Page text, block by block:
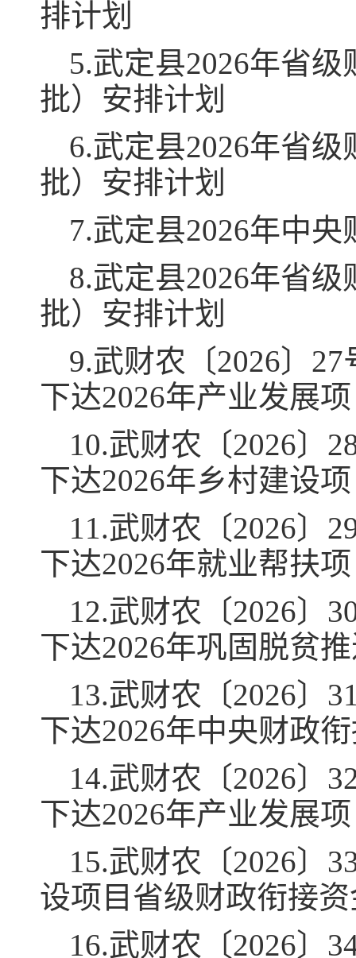
排计划
5.武定县2026年省
批）安排计划
6.武定县2026年省
批）安排计划
7.武定县2026年中
8.武定县2026年省
批）安排计划
9.武财农〔2026〕
下达2026年产业发展
10.武财农〔2026〕
下达2026年乡村建设
11.武财农〔2026〕
下达2026年就业帮扶
12.武财农〔2026〕
下达2026年巩固脱贫
13.武财农〔2026〕
下达2026年中央财政
14.武财农〔2026〕
下达2026年产业发展
15.武财农〔2026〕
设项目省级财政衔接
16.武财农〔2026〕